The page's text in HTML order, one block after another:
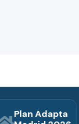
Plan Adapta